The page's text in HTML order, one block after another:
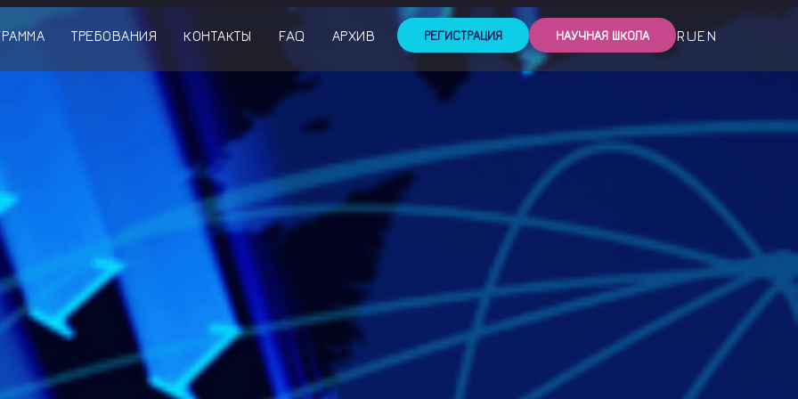
ТРЕБОВАНИЯ КОНТАКТЫ FAQ АРХИВ РЕГИСТРАЦИЯ НАУЧНАЯ ШКОЛА RUEN